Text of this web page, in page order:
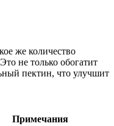
же количество
не только обогатит
пектин, что улучшит
Примечания